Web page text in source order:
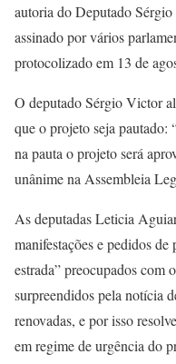
autoria do Deputado
assinado por vários
protocolizado em 13 de
O deputado Sérgio Victor
que o projeto seja pautado:
na pauta o projeto será
unânime na Assembleia
As deputadas Leticia
manifestações e pedidos
estrada” preocupados com
surpreendidos pela notícia
renovadas, e por isso
em regime de urgência do